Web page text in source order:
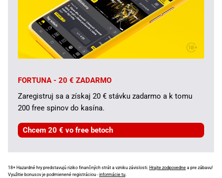
FORTUNA - 20 € ZADARMO
Zaregistruj sa a získaj 20 € stávku zadarmo a k tomu
200 free spinov do kasína.
Chcem 20 € vo free betoch
18+ Hazardné hry predstavujú riziko finančných strát a vzniku závislosti. Hrajte zodpovedne a pre zábavu!
Využitie bonusov je podmienené registráciou -informácie tu.